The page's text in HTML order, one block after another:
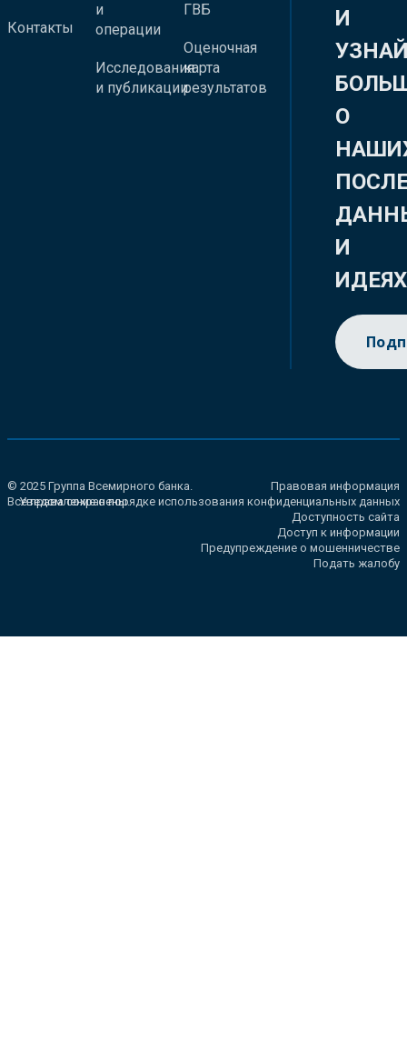
Контакты
и
операции
Исследования
и публикации
ГВБ
Оценочная
карта
результатов
И
О
И
ИДЕЯХ
© 2025 Группа Всемирного банка.
Все права сохранены.
Правовая информация
Уведомление о порядке использования конфиденциальных данных
Доступность сайта
Доступ к информации
Предупреждение о мошенничестве
Подать жалобу